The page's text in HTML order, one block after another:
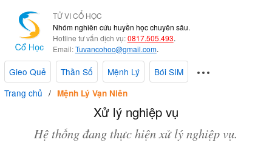
TỬ VI CỔ HỌC
Nhóm nghiên cứu huyền học chuyên sâu.
Hotline tư vấn dịch vụ:0817.505.493.
Email:Tuvancohoc@gmail.com.
Gieo Quẻ Thần Số Mệnh Lý
Bói SIM
Trang chủ
Mệnh Lý Vạn Niên
Xử lý nghiệp vụ
Hệ thống đang thực hiện xử lý nghiệp vụ.